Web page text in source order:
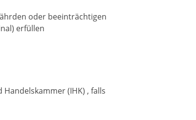
oder beeinträchtigen
erfüllen
(IHK) , falls